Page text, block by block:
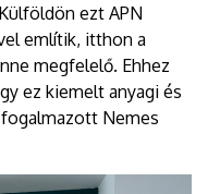
ezt APN
említik, itthon a
megfelelő. Ehhez
ez kiemelt anyagi és
Nemes